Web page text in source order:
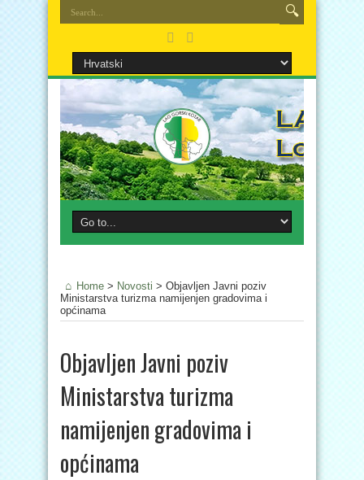
Home > Novosti > Objavljen Javni poziv
Ministarstva turizma namijenjen gradovima i
općinama
Objavljen Javni poziv
Ministarstva turizma
namijenjen gradovima i
općinama